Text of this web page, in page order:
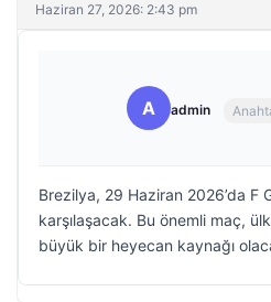
Haziran 27, 2026: 2:43 pm
A admin
Brezilya, 29 Haziran 2026’da F
karşılaşacak. Bu önemli maç,
büyük bir heyecan kaynağı